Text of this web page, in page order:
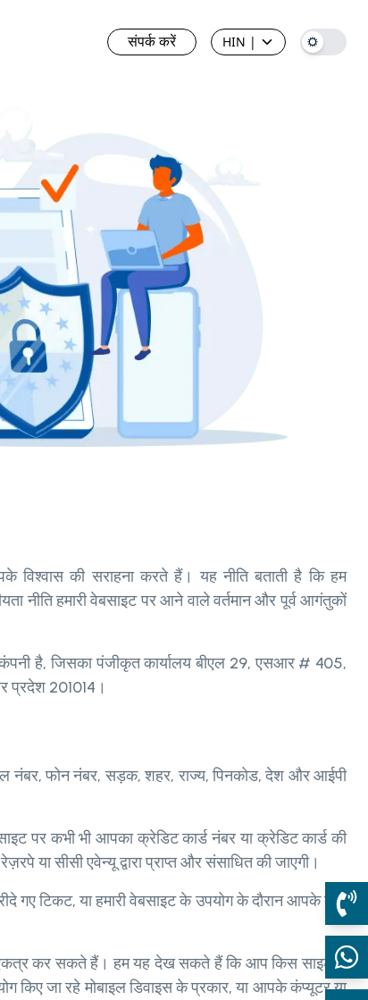
संपर्क करें HIN |
की सराहना करते हैं। यह नीति बताती है कि हम
हमारी वेबसाइट पर आने वाले वर्तमान और पूर्व आगंतुकों
है, जिसका पंजीकृत कार्यालय बीएल 29, एसआर # 405,
प्रदेश 201014।
नंबर, फोन नंबर, सड़क, शहर, राज्य, पिनकोड, देश और आईपी
पर कभी भी आपका क्रेडिट कार्ड नंबर या क्रेडिट कार्ड की
या सीसी एवेन्यू द्वारा प्राप्त और संसाधित की जाएगी।
टिकट, या हमारी वेबसाइट के उपयोग के दौरान आपके द्वारा
एकत्र कर सकते हैं। हम यह देख सकते हैं कि आप किस साइट से
किए जा रहे मोबाइल डिवाइस के प्रकार, या आपके कंप्यूटर या